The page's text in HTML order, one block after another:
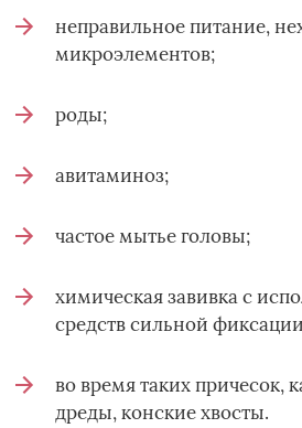
неправильное питание,
микроэлементов;
роды;
авитаминоз;
частое мытье головы;
химическая завивка с
средств сильной
во время таких причесок,
дреды, конские хвосты.